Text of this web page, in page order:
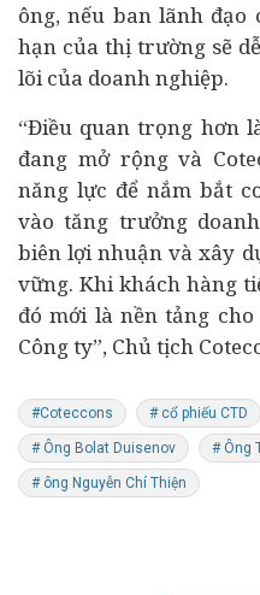
ông, nếu ban lãnh
hạn của thị trường sẽ
lõi của doanh nghiệp.
“Điều quan trọng hơn
đang mở rộng và
năng lực để nắm bắt
vào tăng trưởng
biên lợi nhuận và xây
vững. Khi khách hàng
đó mới là nền tảng
Công ty”, Chủ tịch
#Coteccons # cổ phiếu CTD
# Ông Bolat Duisenov # Ông
# ông Nguyễn Chí Thiện